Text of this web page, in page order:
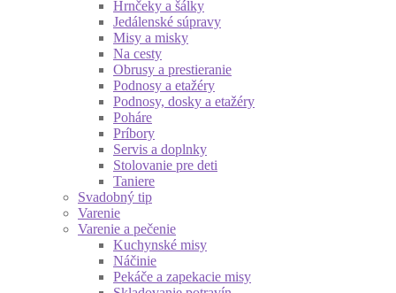
Hrnčeky a šálky
Jedálenské súpravy
Misy a misky
Na cesty
Obrusy a prestieranie
Podnosy a etažéry
Podnosy, dosky a etažéry
Poháre
Príbory
Servis a doplnky
Stolovanie pre deti
Taniere
Svadobný tip
Varenie
Varenie a pečenie
Kuchynské misy
Náčinie
Pekáče a zapekacie misy